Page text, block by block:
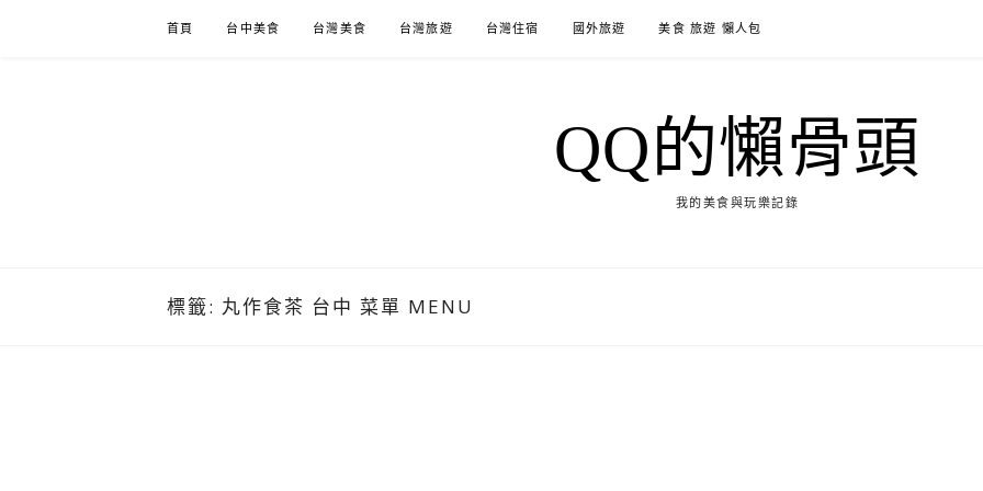
首頁 台中美食 台灣美食 台灣旅遊 台灣住宿 國外旅遊 美食 旅遊 懶人包
QQ的懶骨頭
我的美食與玩樂記錄
標籤: 丸作食茶 台中 菜單 MENU